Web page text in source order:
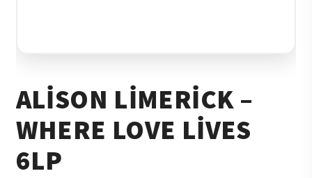
ALISON LIMERICK –
WHERE LOVE LIVES
6LP